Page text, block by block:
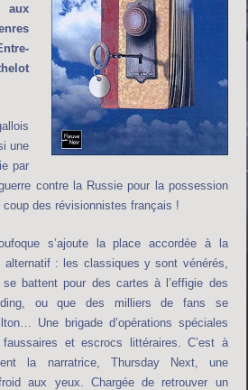
aux
une
par
contre la Russie pour la possession
des révisionnistes français !
s’ajoute la place accordée à la
alternatif : les classiques y sont vénérés,
battent pour des cartes à l’effigie des
ou que des milliers de fans se
Une brigade d’opérations spéciales
et escrocs littéraires. C’est à
la narratrice, Thursday Next, une
aux yeux. Chargée de retrouver un